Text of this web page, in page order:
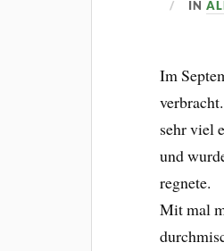
IN
Im
sehr viel
und
regnete.
Mit mal